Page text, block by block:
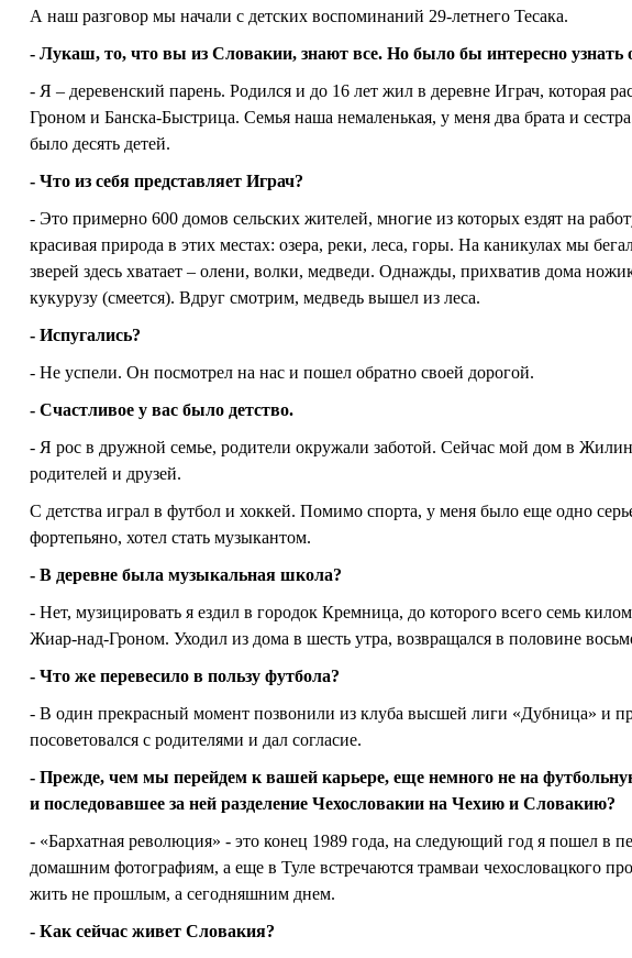
А наш разговор мы начали с детских воспоминаний 29-летнего Тесака.
- Лукаш, то, что вы из Словакии, знают все. Но было бы интересно узнать
- Я – деревенский парень. Родился и до 16 лет жил в деревне Играч, которая
Гроном и Банска-Быстрица. Семья наша немаленькая, у меня два брата и
было десять детей.
- Что из себя представляет Играч?
- Это примерно 600 домов сельских жителей, многие из которых ездят на
красивая природа в этих местах: озера, реки, леса, горы. На каникулах мы
зверей здесь хватает – олени, волки, медведи. Однажды, прихватив дома
кукурузу (смеется). Вдруг смотрим, медведь вышел из леса.
- Испугались?
- Не успели. Он посмотрел на нас и пошел обратно своей дорогой.
- Счастливое у вас было детство.
- Я рос в дружной семье, родители окружали заботой. Сейчас мой дом в
родителей и друзей.
С детства играл в футбол и хоккей. Помимо спорта, у меня было еще одно
фортепьяно, хотел стать музыкантом.
- В деревне была музыкальная школа?
- Нет, музицировать я ездил в городок Кремница, до которого всего семь
Жиар-над-Гроном. Уходил из дома в шесть утра, возвращался в половине
- Что же перевесило в пользу футбола?
- В один прекрасный момент позвонили из клуба высшей лиги «Дубница» и
посоветовался с родителями и дал согласие.
- Прежде, чем мы перейдем к вашей карьере, еще немного не на
и последовавшее за ней разделение Чехословакии на Чехию и Словакию?
- «Бархатная революция» - это конец 1989 года, на следующий год я пошел в
домашним фотографиям, а еще в Туле встречаются трамваи чехословацкого
жить не прошлым, а сегодняшним днем.
- Как сейчас живет Словакия?